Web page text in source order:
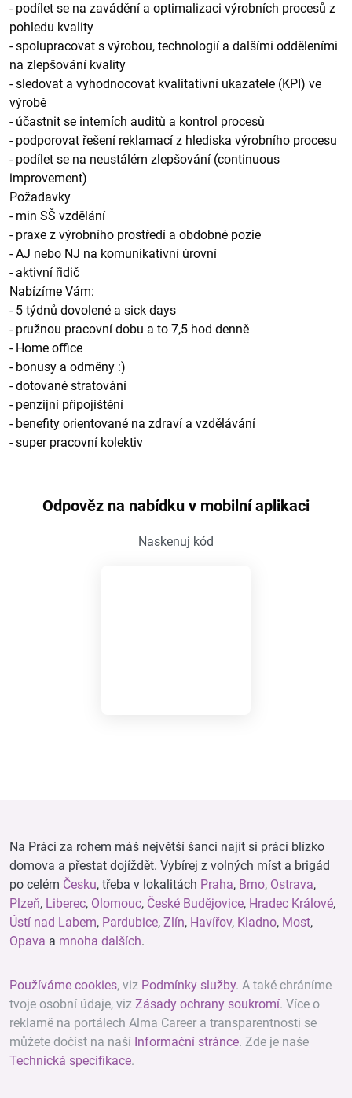
- podílet se na zavádění a optimalizaci výrobních procesů z
pohledu kvality
- spolupracovat s výrobou, technologií a dalšími odděleními
na zlepšování kvality
- sledovat a vyhodnocovat kvalitativní ukazatele (KPI) ve
výrobě
- účastnit se interních auditů a kontrol procesů
- podporovat řešení reklamací z hlediska výrobního procesu
- podílet se na neustálém zlepšování (continuous
improvement)
Požadavky
- min SŠ vzdělání
- praxe z výrobního prostředí a obdobné pozie
- AJ nebo NJ na komunikativní úrovní
- aktivní řidič
Nabízíme Vám:
- 5 týdnů dovolené a sick days
- pružnou pracovní dobu a to 7,5 hod denně
- Home office
- bonusy a odměny :)
- dotované stratování
- penzijní připojištění
- benefity orientované na zdraví a vzdělávání
- super pracovní kolektiv
Odpověz na nabídku v mobilní aplikaci
Naskenuj kód
Na Práci za rohem máš největší šanci najít si práci blízko
domova a přestat dojíždět. Vybírej z volných míst a brigád
po celém Česku, třeba v lokalitách Praha, Brno, Ostrava,
Plzeň, Liberec, Olomouc, České Budějovice, Hradec Králové,
Ústí nad Labem, Pardubice, Zlín, Havířov, Kladno, Most,
Opava a mnoha dalších.
Používáme cookies, viz Podmínky služby. A také chráníme
tvoje osobní údaje, viz Zásady ochrany soukromí. Více o
reklamě na portálech Alma Career a transparentnosti se
můžete dočíst na naší Informační stránce. Zde je naše
Technická specifikace.